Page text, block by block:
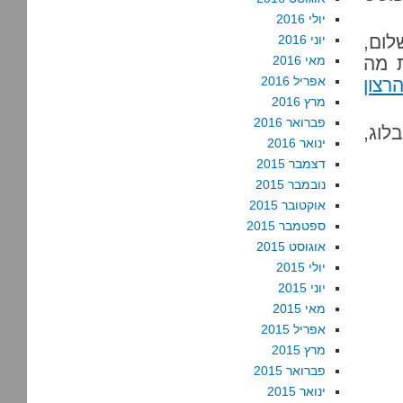
מה
יולי 2016
יוני 2016
מאי 2016
אפריל 2016
מרץ 2016
פברואר 2016
ינואר 2016
דצמבר 2015
נובמבר 2015
אוקטובר 2015
ספטמבר 2015
אוגוסט 2015
יולי 2015
יוני 2015
מאי 2015
אפריל 2015
מרץ 2015
פברואר 2015
ינואר 2015